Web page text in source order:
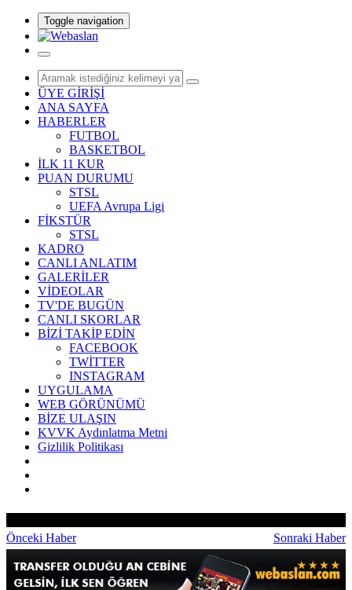
Toggle navigation
ÜYE GİRİŞİ
ANA SAYFA
HABERLER
FUTBOL
BASKETBOL
İLK 11 KUR
PUAN DURUMU
STSL
UEFA Avrupa Ligi
FİKSTÜR
STSL
KADRO
CANLI ANLATIM
GALERİLER
VİDEOLAR
TV'DE BUGÜN
CANLI SKORLAR
BİZİ TAKİP EDİN
FACEBOOK
TWİTTER
INSTAGRAM
UYGULAMA
WEB GÖRÜNÜMÜ
BİZE ULAŞIN
KVVK Aydınlatma Metni
Gizlilik Politikası
Önceki Haber Sonraki Haber